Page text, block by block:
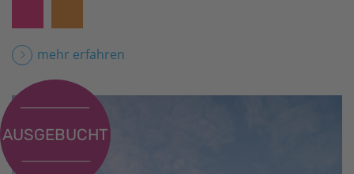
mehr erfahren
AUSGEBUCHT